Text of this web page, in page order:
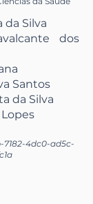
da Silva
dos
Santos
da Silva
7182-4dc0-ad5c-